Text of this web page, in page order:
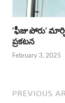
‘ఫీజు పోరు’
ప్రకటన
February 3, 2025
PREVIOUS